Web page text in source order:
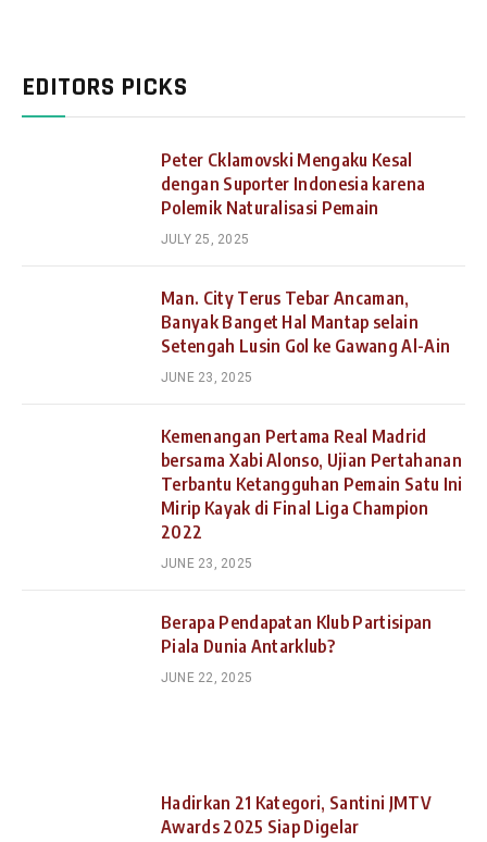
EDITORS PICKS
Peter Cklamovski Mengaku Kesal
dengan Suporter Indonesia karena
Polemik Naturalisasi Pemain
JULY 25, 2025
Man. City Terus Tebar Ancaman,
Banyak Banget Hal Mantap selain
Setengah Lusin Gol ke Gawang Al-Ain
JUNE 23, 2025
Kemenangan Pertama Real Madrid
bersama Xabi Alonso, Ujian Pertahanan
Terbantu Ketangguhan Pemain Satu Ini
Mirip Kayak di Final Liga Champion
2022
JUNE 23, 2025
Berapa Pendapatan Klub Partisipan
Piala Dunia Antarklub?
JUNE 22, 2025
Hadirkan 21 Kategori, Santini JMTV
Awards 2025 Siap Digelar